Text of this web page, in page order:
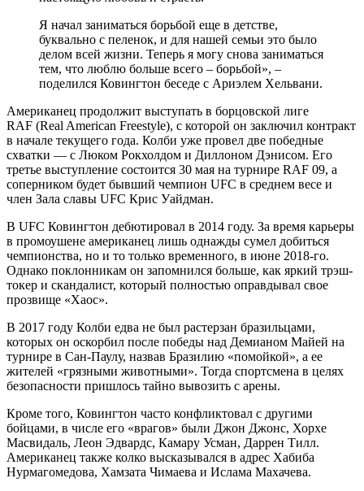
Я начал заниматься борьбой еще в детстве,
буквально с пеленок, и для нашей семьи это было
делом всей жизни. Теперь я могу снова заниматься
тем, что люблю больше всего – борьбой», –
поделился Ковингтон беседе с Ариэлем Хельвани.
Американец продолжит выступать в борцовской лиге
RAF (Real American Freestyle), с которой он заключил контракт
в начале текущего года. Колби уже провел две победные
схватки — с Люком Рокхолдом и Диллоном Дэнисом. Его
третье выступление состоится 30 мая на турнире RAF 09, а
соперником будет бывший чемпион UFC в среднем весе и
член Зала славы UFC Крис Уайдман.
В UFC Ковингтон дебютировал в 2014 году. За время карьеры
в промоушене американец лишь однажды сумел добиться
чемпионства, но и то только временного, в июне 2018-го.
Однако поклонникам он запомнился больше, как яркий трэш-
токер и скандалист, который полностью оправдывал свое
прозвище «Хаос».
В 2017 году Колби едва не был растерзан бразильцами,
которых он оскорбил после победы над Демианом Майей на
турнире в Сан-Паулу, назвав Бразилию «помойкой», а ее
жителей «грязными животными». Тогда спортсмена в целях
безопасности пришлось тайно вывозить с арены.
Кроме того, Ковингтон часто конфликтовал с другими
бойцами, в числе его «врагов» были Джон Джонс, Хорхе
Масвидаль, Леон Эдвардс, Камару Усман, Даррен Тилл.
Американец также колко высказывался в адрес Хабиба
Нурмагомедова, Хамзата Чимаева и Ислама Махачева.